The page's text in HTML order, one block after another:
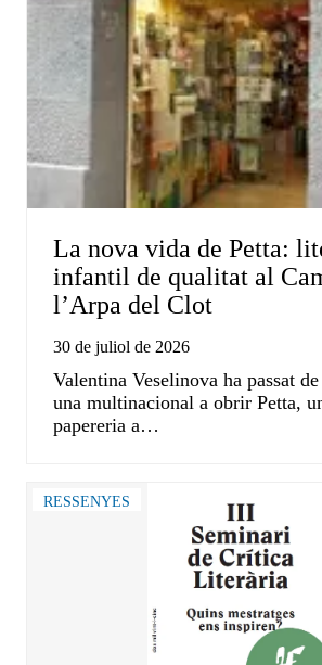
La nova vida de Petta:
infantil de qualitat al
l’Arpa del Clot
30 de juliol de 2026
Valentina Veselinova ha passat
una multinacional a obrir Petta,
papereria a…
RESSENYES